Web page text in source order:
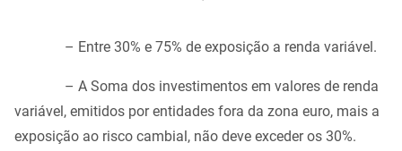
– Entre 30% e 75% de exposição a renda variável.
– A Soma dos investimentos em valores de renda
variável, emitidos por entidades fora da zona euro, mais a
exposição ao risco cambial, não deve exceder os 30%.